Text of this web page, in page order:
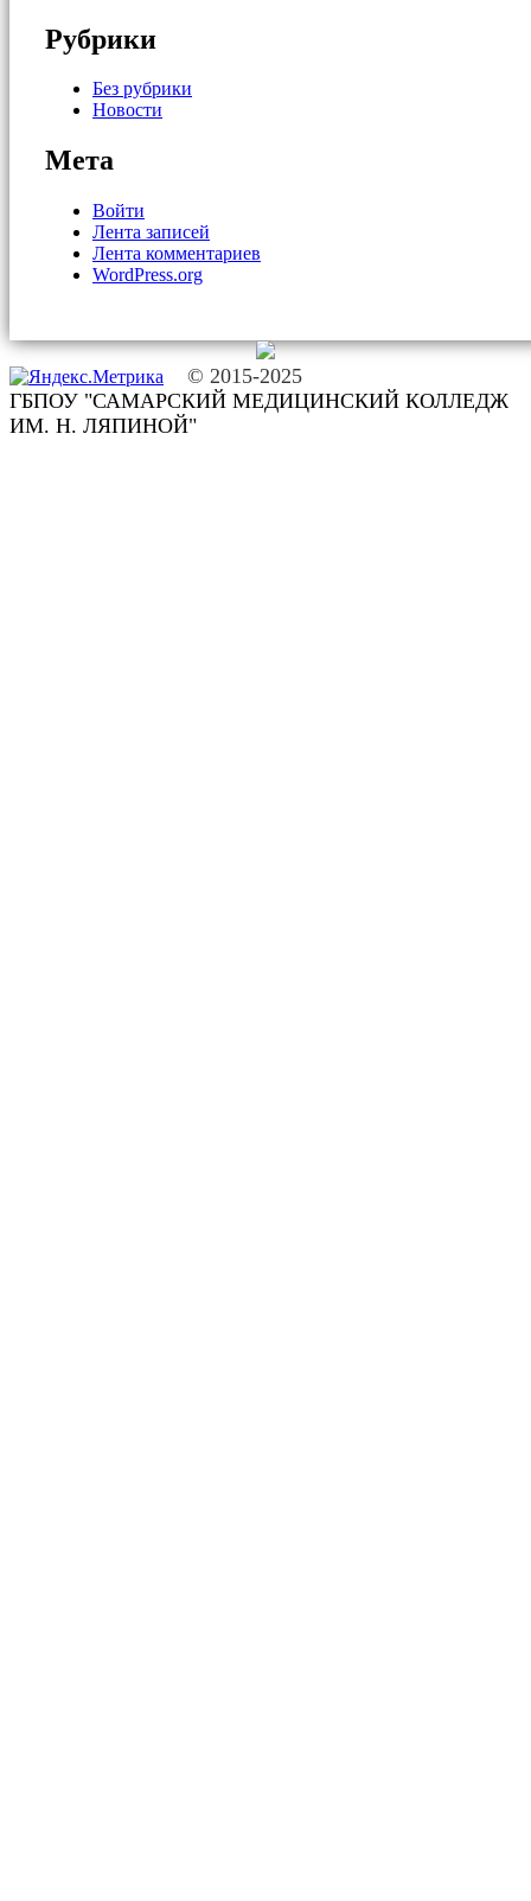
Рубрики
Без рубрики
Новости
Мета
Войти
Лента записей
Лента комментариев
WordPress.org
© 2015-2025
ГБПОУ "САМАРСКИЙ МЕДИЦИНСКИЙ КОЛЛЕДЖ
ИМ. Н. ЛЯПИНОЙ"